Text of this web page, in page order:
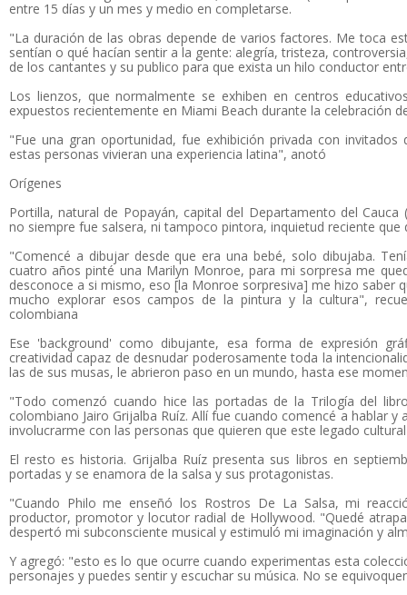
entre 15 días y un mes y medio en completarse.
"La duración de las obras depende de varios factores. Me toca
sentían o qué hacían sentir a la gente: alegría, tristeza,
de los cantantes y su publico para que exista un hilo conductor
Los lienzos, que normalmente se exhiben en centros
expuestos recientemente en Miami Beach durante la celebración
"Fue una gran oportunidad, fue exhibición privada con
estas personas vivieran una experiencia latina", anotó
Orígenes
Portilla, natural de Popayán, capital del Departamento del
no siempre fue salsera, ni tampoco pintora, inquietud reciente que
"Comencé a dibujar desde que era una bebé, solo dibujaba.
cuatro años pinté una Marilyn Monroe, para mi sorpresa me
desconoce a si mismo, eso [la Monroe sorpresiva] me hizo saber
mucho explorar esos campos de la pintura y la cultura",
colombiana
Ese 'background' como dibujante, esa forma de expresión
creatividad capaz de desnudar poderosamente toda la
las de sus musas, le abrieron paso en un mundo, hasta ese
"Todo comenzó cuando hice las portadas de la Trilogía del
colombiano Jairo Grijalba Ruíz. Allí fue cuando comencé a hablar
involucrarme con las personas que quieren que este legado
El resto es historia. Grijalba Ruíz presenta sus libros en
portadas y se enamora de la salsa y sus protagonistas.
"Cuando Philo me enseñó los Rostros De La Salsa, mi
productor, promotor y locutor radial de Hollywood. "Quedé
despertó mi subconsciente musical y estimuló mi imaginación y
Y agregó: "esto es lo que ocurre cuando experimentas esta
personajes y puedes sentir y escuchar su música. No se